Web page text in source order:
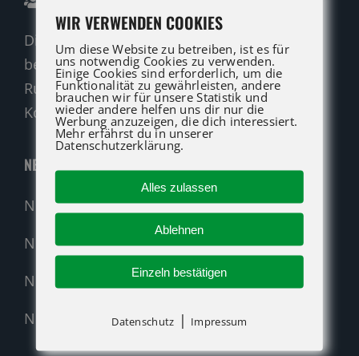
Die ATG LIFT Profis für Verkauf und Service
beraten Sie gerne.
Rufen Sie an oder nutzen Sie unser
Kontaktformular für eine Anfrage.
NEUMASCHINEN
Neumaschinen Übersicht
Neumaschinen Genie
Neumaschinen Merlo
Nehmen Sie Kontakt auf!
WIR VERWENDEN COOKIES
Um diese Website zu betreiben, ist es für
uns notwendig Cookies zu verwenden.
Einige Cookies sind erforderlich, um die
Funktionalität zu gewährleisten, andere
brauchen wir für unsere Statistik und
wieder andere helfen uns dir nur die
Werbung anzuzeigen, die dich interessiert.
Mehr erfährst du in unserer
Datenschutzerklärung.
Alles zulassen
Ablehnen
Einzeln bestätigen
Datenschutz | Impressum